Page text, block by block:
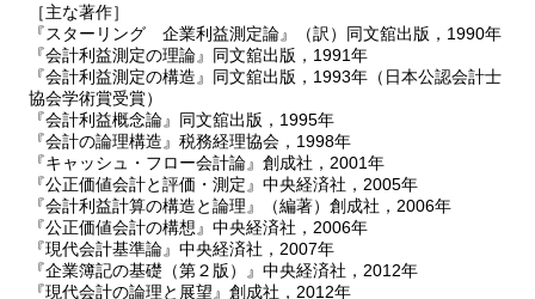
［主な著作］
『スターリング 企業利益測定論』（訳）同文舘出版，1990年
『会計利益測定の理論』同文舘出版，1991年
『会計利益測定の構造』同文舘出版，1993年（日本公認会計士
協会学術賞受賞）
『会計利益概念論』同文舘出版，1995年
『会計の論理構造』税務経理協会，1998年
『キャッシュ・フロー会計論』創成社，2001年
『公正価値会計と評価・測定』中央経済社，2005年
『会計利益計算の構造と論理』（編著）創成社，2006年
『公正価値会計の構想』中央経済社，2006年
『現代会計基準論』中央経済社，2007年
『企業簿記の基礎（第２版）』中央経済社，2012年
『現代会計の論理と展望』創成社，2012年